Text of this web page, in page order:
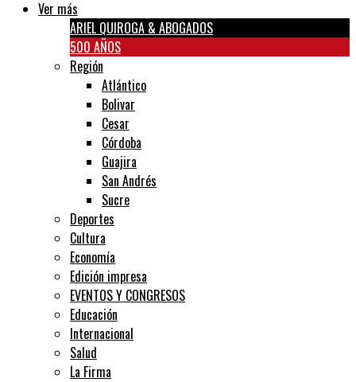
Ver más
ARIEL QUIROGA & ABOGADOS
500 AÑOS
Región
Atlántico
Bolivar
Cesar
Córdoba
Guajira
San Andrés
Sucre
Deportes
Cultura
Economía
Edición impresa
EVENTOS Y CONGRESOS
Educación
Internacional
Salud
La Firma